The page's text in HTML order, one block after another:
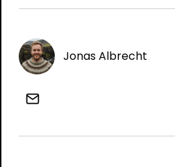
Jonas Albrecht